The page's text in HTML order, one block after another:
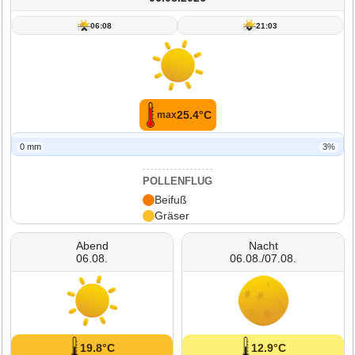
06:08 21:03
max25.4°C
0 mm 3%
POLLENFLUG
Beifuß
Gräser
Abend
06.08.
19.8°C
Nacht
06.08./07.08.
12.9°C